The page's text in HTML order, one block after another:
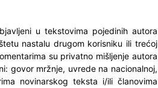
u tekstovima pojedinih autora
nastalu drugom korisniku ili trećoj
su privatno mišljenje autora
govor mržnje, uvrede na nacionalnoj,
novinarskog teksta i/ili članovima